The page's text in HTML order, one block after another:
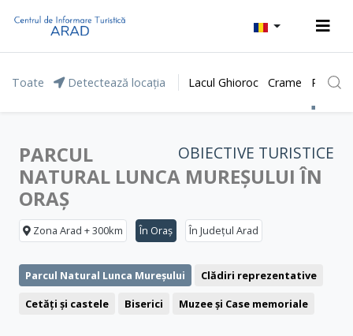
Toate Detectează locația Lacul Ghioroc Crame Parcul
OBIECTIVE TURISTICE
PARCUL
NATURAL LUNCA MUREȘULUI ÎN
ORAȘ
Zona Arad + 300km În Oraș În Județul Arad
Parcul Natural Lunca Mureșului
Clădiri reprezentative
Cetăți și castele
Biserici
Muzee și Case memoriale